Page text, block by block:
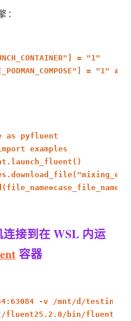
：
] = "1"
] = "1" # or
as pyfluent
examples
连接到在 WSL 内运
容器
-v /mnt/d/testing:/
fluent25.2.0/bin/fluent